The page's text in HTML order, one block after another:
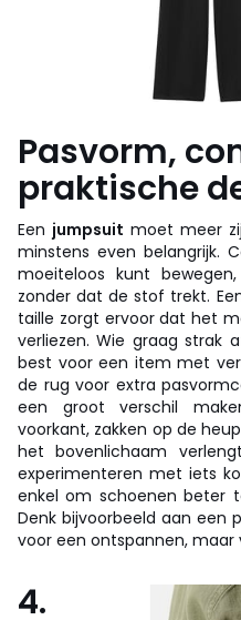
Pasvorm,
praktische
Een jumpsuit moet meer
minstens even belangrijk.
moeiteloos kunt
zonder dat de stof trekt.
taille zorgt ervoor dat het
verliezen. Wie graag strak
best voor een item met
de rug voor extra
een groot verschil
voorkant, zakken op de
het bovenlichaam
experimenteren met iets
enkel om schoenen beter
Denk bijvoorbeeld aan een
voor een ontspannen, maar
4.